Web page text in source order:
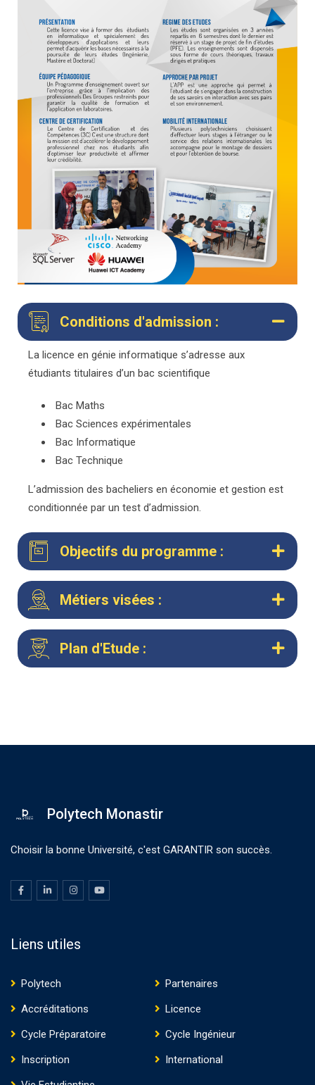
Conditions d'admission :
La licence en génie informatique s’adresse aux
étudiants titulaires d’un bac scientifique
Bac Maths
Bac Sciences expérimentales
Bac Informatique
Bac Technique
L’admission des bacheliers en économie et gestion est
conditionnée par un test d’admission.
Objectifs du programme :
Métiers visées :
Plan d'Etude :
Polytech Monastir
Choisir la bonne Université, c'est GARANTIR son succès.
Liens utiles
Polytech
Partenaires
Accréditations
Licence
Cycle Préparatoire
Cycle Ingénieur
Inscription
International